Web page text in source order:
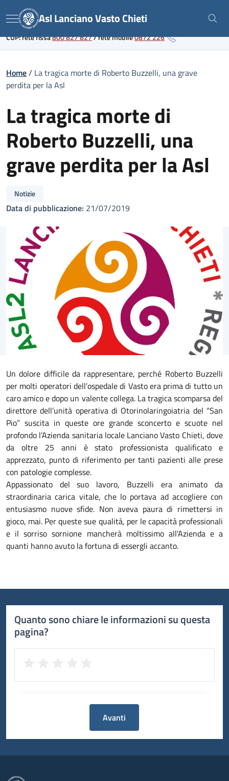
to
content
Link al portale sanitario regionale
Menu Asl Lanciano Vasto Chieti
CUP: rete fissa800 827 827/rete mobile0872 226
Home/ La tragica morte di Roberto Buzzelli, una grave
perdita per la Asl
La tragica morte di
Roberto Buzzelli, una
grave perdita per la Asl
Notizie
Data di pubblicazione: 21/07/2019
Un dolore difficile da rappresentare, perché Roberto Buzzelli
per molti operatori dell’ospedale di Vasto era prima di tutto un
caro amico e dopo un valente collega. La tragica scomparsa del
direttore dell’unità operativa di Otorinolaringoiatria del “San
Pio” suscita in queste ore grande sconcerto e scuote nel
profondo l’Azienda sanitaria locale Lanciano Vasto Chieti, dove
da oltre 25 anni è stato professionista qualificato e
apprezzato, punto di riferimento per tanti pazienti alle prese
con patologie complesse.
Appassionato del suo lavoro, Buzzelli era animato da
straordinaria carica vitale, che lo portava ad accogliere con
entusiasmo nuove sfide. Non aveva paura di rimettersi in
gioco, mai. Per queste sue qualità, per le capacità professionali
e il sorriso sornione mancherà moltissimo all’Azienda e a
quanti hanno avuto la fortuna di essergli accanto.
Quanto sono chiare le informazioni su questa
pagina?
Avanti